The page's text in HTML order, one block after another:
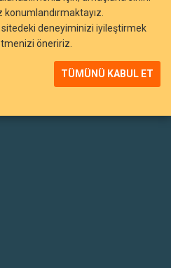
sitedeki deneyiminizi iyileştirmek
öneririz.
TÜMÜNÜ KABUL ET